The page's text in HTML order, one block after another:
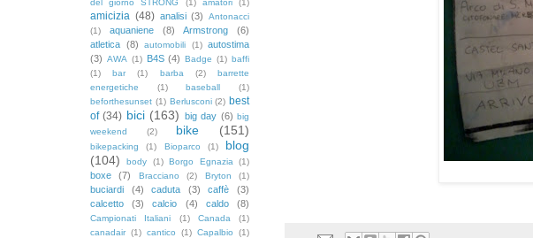
del giorno STRONG
(1) amatori (1)
amicizia (48) analisi (3)
Antonacci
(1)
aquaniene (8) Armstrong
(6)
atletica (8) automobili (1) autostima
(3) AWA (1) B4S (4) Badge (1) baffi
(1)
bar (1) barba (2)
barrette
energetiche
(1) baseball
(1)
beforthesunset (1) Berlusconi (2) best
of (34) bici (163) big day (6) big
weekend
(2) bike (151)
bikepacking (1) Bioparco (1)
blog
(104)
body (1) Borgo Egnazia (1)
boxe (7) Bracciano (2) Bryton (1)
buciardi (4) caduta (3) caffè
(3)
calcetto
(3) calcio (4) caldo (8)
Campionati Italiani (1) Canada
(1)
canadair (1) cantico (1) Capalbio
(1)